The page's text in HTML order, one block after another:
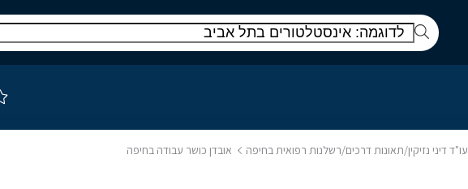
עו"ד דיני נזיקין/תאונות דרכים/רשלנות רפואית בחיפה אובדן כושר עבודה בחיפה